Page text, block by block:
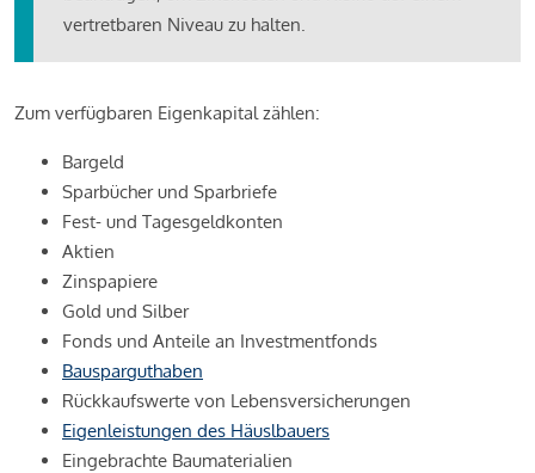
vertretbaren Niveau zu halten.
Zum verfügbaren Eigenkapital zählen:
Bargeld
Sparbücher und Sparbriefe
Fest- und Tagesgeldkonten
Aktien
Zinspapiere
Gold und Silber
Fonds und Anteile an Investmentfonds
Bausparguthaben
Rückkaufswerte von Lebensversicherungen
Eigenleistungen des Häuslbauers
Eingebrachte Baumaterialien